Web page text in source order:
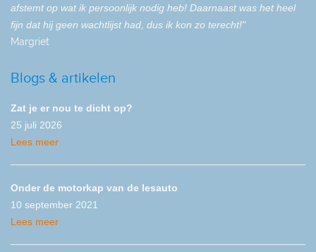
afstemt op wat ik persoonlijk nodig heb! Daarnaast was het heel
fijn dat hij geen wachtlijst had, dus ik kon zo terecht!"
Margriet
Blogs & artikelen
Zat je er nou te dicht op?
25 juli 2026
Lees meer
Onder de motorkap van de lesauto
10 september 2021
Lees meer